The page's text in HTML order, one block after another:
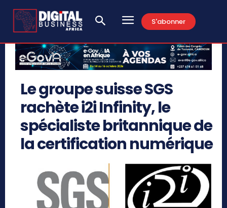
S'abonner
Le groupe suisse SGS
rachète i2i Infinity, le
spécialiste britannique de
la certification numérique